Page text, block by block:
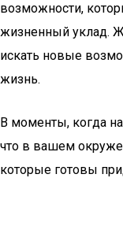
возможности,
жизненный уклад.
искать новые
жизнь.
В моменты, когда
что в вашем
которые готовы